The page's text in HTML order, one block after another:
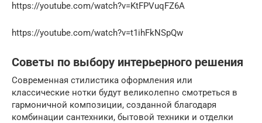
https://youtube.com/watch?v=KtFPVuqFZ6A
https://youtube.com/watch?v=t1ihFkNSpQw
Советы по выбору интерьерного решения
Современная стилистика оформления или
классические нотки будут великолепно смотреться в
гармоничной композиции, созданной благодаря
комбинации сантехники, бытовой техники и отделки